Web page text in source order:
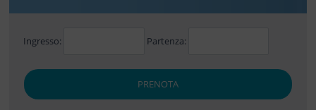
Ingresso: Partenza:
PRENOTA